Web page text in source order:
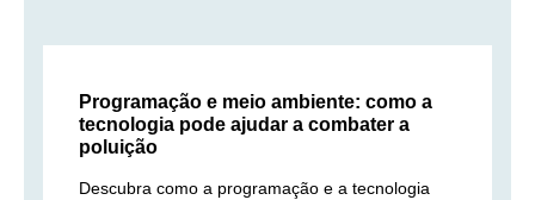
Programação e meio ambiente: como a
tecnologia pode ajudar a combater a
poluição
Descubra como a programação e a tecnologia